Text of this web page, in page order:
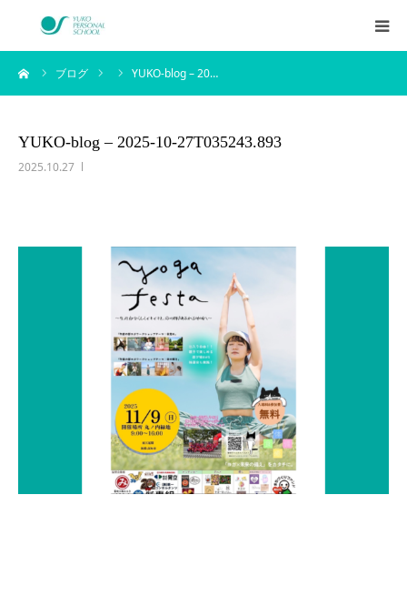
ブログ YUKO-blog – 20…
YUKO-blog – 2025-10-27T035243.893
2025.10.27
西村侑剛プロフィール
お客様の声